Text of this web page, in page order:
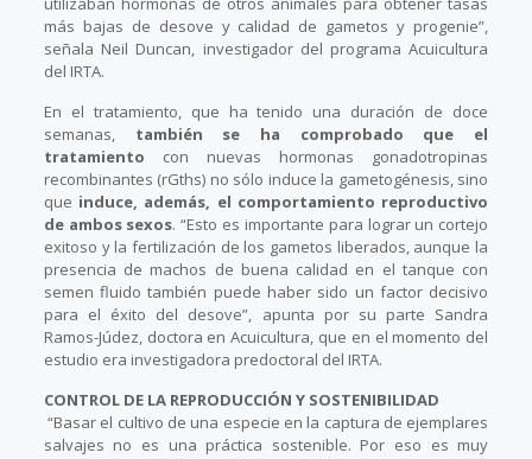
más bajas de desove y calidad de gametos y progenie”,
señala Neil Duncan, investigador del programa Acuicultura
del IRTA.
En el tratamiento, que ha tenido una duración de doce
semanas, también se ha comprobado que el
tratamiento con nuevas hormonas gonadotropinas
recombinantes (rGths) no sólo induce la gametogénesis, sino
que induce, además, el comportamiento reproductivo
de ambos sexos. “Esto es importante para lograr un cortejo
exitoso y la fertilización de los gametos liberados, aunque la
presencia de machos de buena calidad en el tanque con
semen fluido también puede haber sido un factor decisivo
para el éxito del desove”, apunta por su parte Sandra
Ramos-Júdez, doctora en Acuicultura, que en el momento del
estudio era investigadora predoctoral del IRTA.
CONTROL DE LA REPRODUCCIÓN Y SOSTENIBILIDAD
“Basar el cultivo de una especie en la captura de ejemplares
salvajes no es una práctica sostenible. Por eso es muy